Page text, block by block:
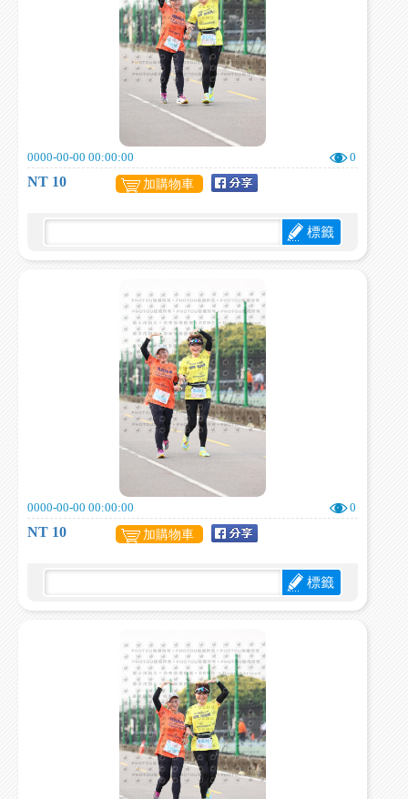
0000-00-00 00:00:00 0
NT 10 加購物車
標籤
0000-00-00 00:00:00 0
NT 10 加購物車
標籤